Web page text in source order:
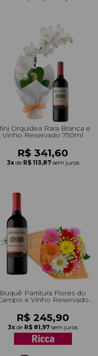
Orquídea Rara Branca e
Vinho Reservado 750ml
R$ 341,60
3x de R$ 113,87 sem juros
Buquê Partitura Flores do
e Vinho Reservado
R$ 245,90
3x de R$ 81,97 sem juros